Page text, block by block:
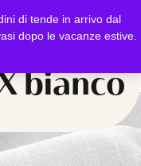
di tende in arrivo dal
dopo le vacanze estive.
bianco